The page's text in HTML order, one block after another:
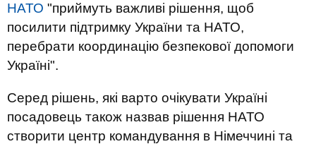
НАТО "приймуть важливі рішення, щоб
посилити підтримку України та НАТО,
перебрати координацію безпекової допомоги
Україні".
Серед рішень, які варто очікувати Україні
посадовець також назвав рішення НАТО
створити центр командування в Німеччині та